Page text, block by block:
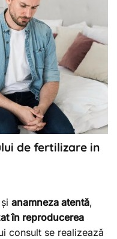
de fertilizare in
și anamneza atentă,
în reproducerea
consult se realizează